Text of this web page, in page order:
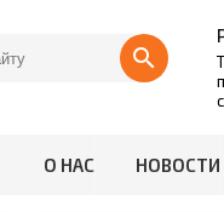
О НАС НОВОСТИ